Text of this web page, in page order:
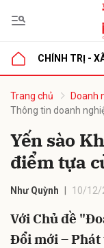
CHÍNH TRỊ -
Trang chủ
Doanh
Thông tin doanh
Yến sào
điểm tựa
Như Quỳnh 10/12/
Với Chủ đề
Đổi mới –
luận